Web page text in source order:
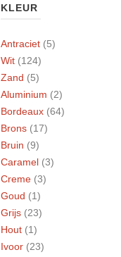
KLEUR
Antraciet (5)
Wit (124)
Zand (5)
Aluminium (2)
Bordeaux (64)
Brons (17)
Bruin (9)
Caramel (3)
Creme (3)
Goud (1)
Grijs (23)
Hout (1)
Ivoor (23)